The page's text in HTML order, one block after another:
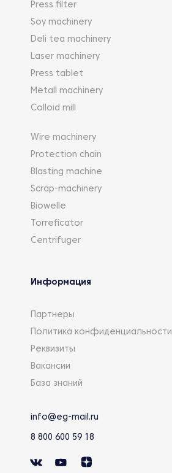
Press filter
Soy machinery
Deli tea machinery
Laser machinery
Press tablet
Metall machinery
Colloid mill
Wire machinery
Protection chain
Blasting machine
Scrap-machinery
Biowelle
Torreficator
Centrifuger
Информация
Партнеры
Политика конфиденциальности
Реквизиты
Вакансии
База знаний
info@eg-mail.ru
8 800 600 59 18